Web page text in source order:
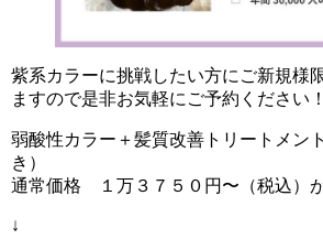
紫系カラーに挑戦したい方にご新規様
ますので是非お気軽にご予約ください！
弱酸性カラー＋髪質改善トリートメン
き）
通常価格 １万３７５０円〜（税込）が
↓